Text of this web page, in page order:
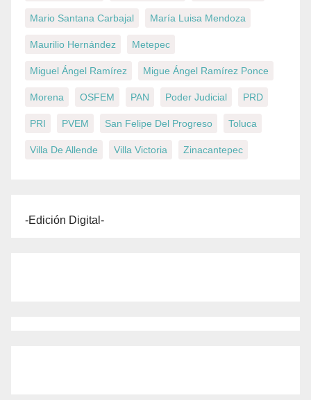
Mario Santana Carbajal María Luisa Mendoza
Maurilio Hernández Metepec
Miguel Ángel Ramírez Migue Ángel Ramírez Ponce
Morena OSFEM PAN Poder Judicial PRD
PRI PVEM San Felipe Del Progreso Toluca
Villa De Allende Villa Victoria Zinacantepec
-Edición Digital-